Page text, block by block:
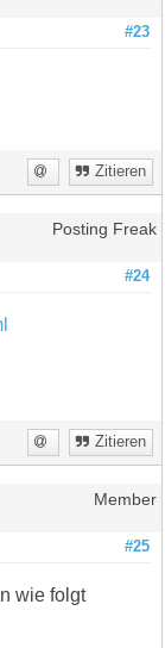
#23
Zitieren
Posting Freak
#24
Zitieren
Member
#25
wie folgt